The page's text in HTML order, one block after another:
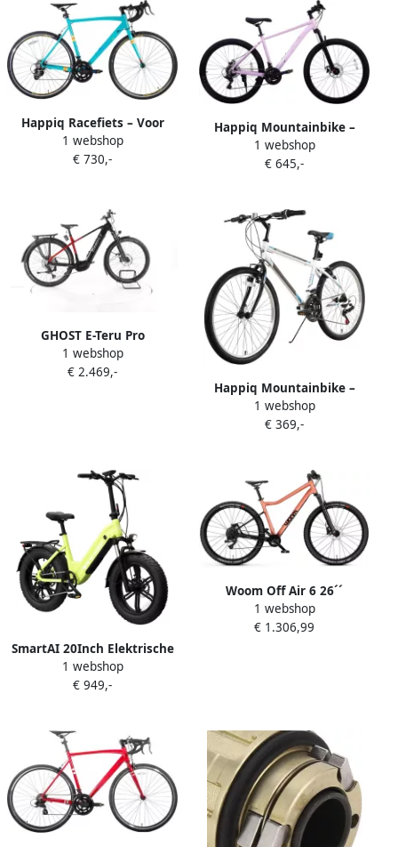
Inch-21
Happiq Racefiets – Voor
heren – 14 versnellingen
racefietsstijl – Aluminium
1 webshop
€ 730,-
Happiq Mountainbike –
Voor en – 21 versnellingen
mechanische schijfrem
1 webshop
€ 645,-
GHOST E-Teru Pro
Elektrische trekkingfiets
Bosch Accu 750Wh 29 2023
1 webshop
€ 2.469,-
Happiq Mountainbike –
Voor volwassenen en – 24
26 inch (61 66 cm) 21
Inch-21
1 webshop
€ 369,-
SmartAI 20Inch Elektrische
Fiets – 250W Motor 48V20Ah
Lithium Accu – Actieradius
Fatbike Banden Shi o 7
Versnellingen–Elektrische
Stadsfiets–Groente
1 webshop
€ 949,-
Woom Off Air 6 26´´
Mountainbike Oranje
Jongen
1 webshop
€ 1.306,99